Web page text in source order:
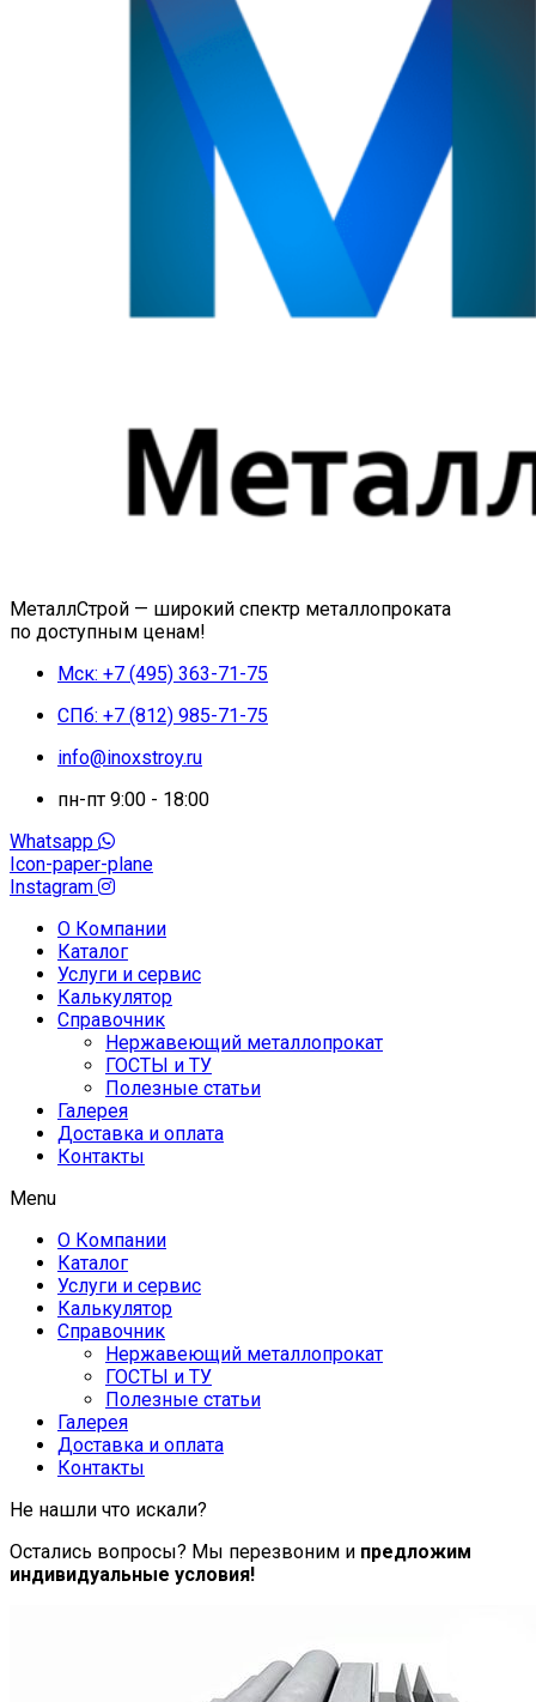
МеталлСтрой — широкий спектр металлопроката
по доступным ценам!
Мск: +7 (495) 363-71-75
СПб: +7 (812) 985-71-75
info@inoxstroy.ru
пн-пт 9:00 - 18:00
Whatsapp
Icon-paper-plane
Instagram
О Компании
Каталог
Услуги и сервис
Калькулятор
Справочник
Нержавеющий металлопрокат
ГОСТЫ и ТУ
Полезные статьи
Галерея
Доставка и оплата
Контакты
Menu
О Компании
Каталог
Услуги и сервис
Калькулятор
Справочник
Нержавеющий металлопрокат
ГОСТЫ и ТУ
Полезные статьи
Галерея
Доставка и оплата
Контакты
Не нашли что искали?
Остались вопросы? Мы перезвоним и предложим
индивидуальные условия!